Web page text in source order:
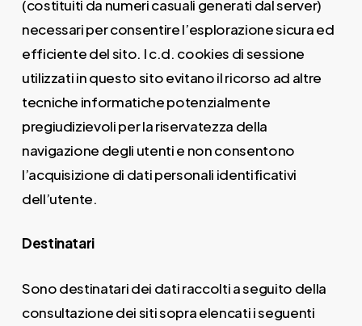
(costituiti da numeri casuali generati dal server)
necessari per consentire l’esplorazione sicura ed
efficiente del sito. I c.d. cookies di sessione
utilizzati in questo sito evitano il ricorso ad altre
tecniche informatiche potenzialmente
pregiudizievoli per la riservatezza della
navigazione degli utenti e non consentono
l’acquisizione di dati personali identificativi
dell’utente.
Destinatari
Sono destinatari dei dati raccolti a seguito della
consultazione dei siti sopra elencati i seguenti